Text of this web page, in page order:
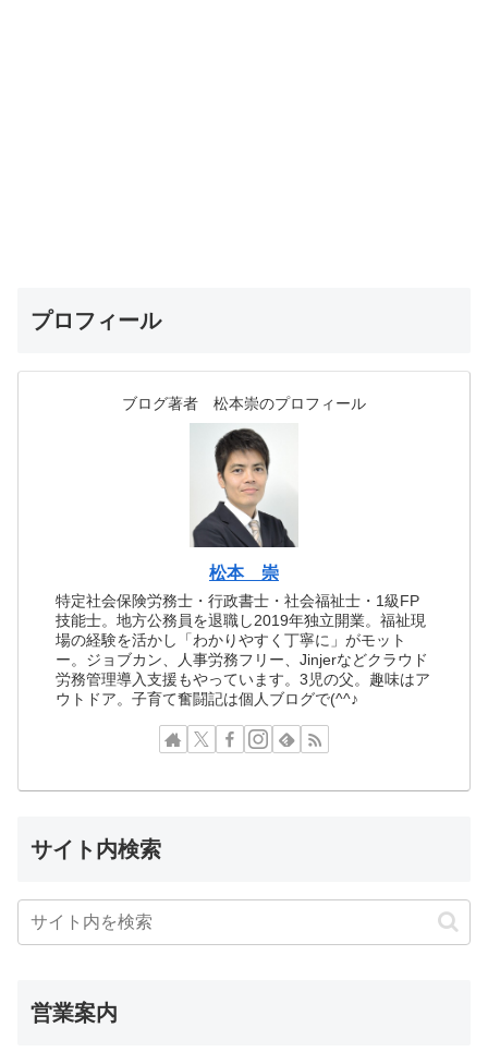
プロフィール
ブログ著者 松本崇のプロフィール
松本 崇
特定社会保険労務士・行政書士・社会福祉士・1級FP
技能士。地方公務員を退職し2019年独立開業。福祉現
場の経験を活かし「わかりやすく丁寧に」がモット
ー。ジョブカン、人事労務フリー、Jinjerなどクラウド
労務管理導入支援もやっています。3児の父。趣味はア
ウトドア。子育て奮闘記は個人ブログで(^^♪
サイト内検索
営業案内